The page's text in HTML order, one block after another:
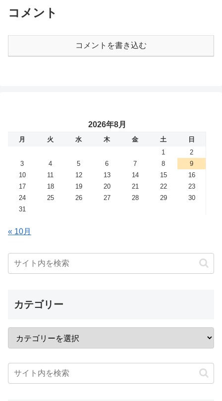
コメント
コメントを書き込む
2026年8月
月 火 水 木 金 土
日
1
2
3
4 5 6 7 8
9
10
11 12 13 14 15
16
17
18 19 20 21 22
23
24
25 26 27 28 29
30
31
« 10月
カテゴリー